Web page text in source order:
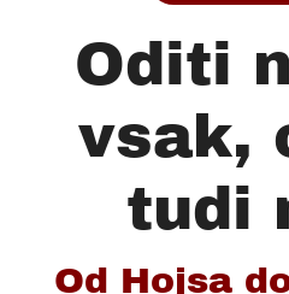
Oditi
vsak,
tudi
Od Hojsa